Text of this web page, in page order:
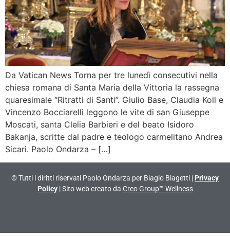
Da Vatican News Torna per tre lunedì consecutivi nella
chiesa romana di Santa Maria della Vittoria la rassegna
quaresimale “Ritratti di Santi”. Giulio Base, Claudia Koll e
Vincenzo Bocciarelli leggono le vite di san Giuseppe
Moscati, santa Clelia Barbieri e del beato Isidoro
Bakanja, scritte dal padre e teologo carmelitano Andrea
Sicari. Paolo Ondarza – […]
© Tutti i diritti riservati Paolo Ondarza per Biagio Biagetti | Privacy
Policy| Sito web creato da Creo Group™ Wellness